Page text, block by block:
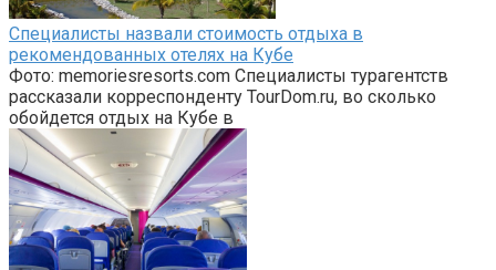
Специалисты назвали стоимость отдыха в
рекомендованных отелях на Кубе
Фото: memoriesresorts.com Специалисты турагентств
рассказали корреспонденту TourDom.ru, во сколько
обойдется отдых на Кубе в